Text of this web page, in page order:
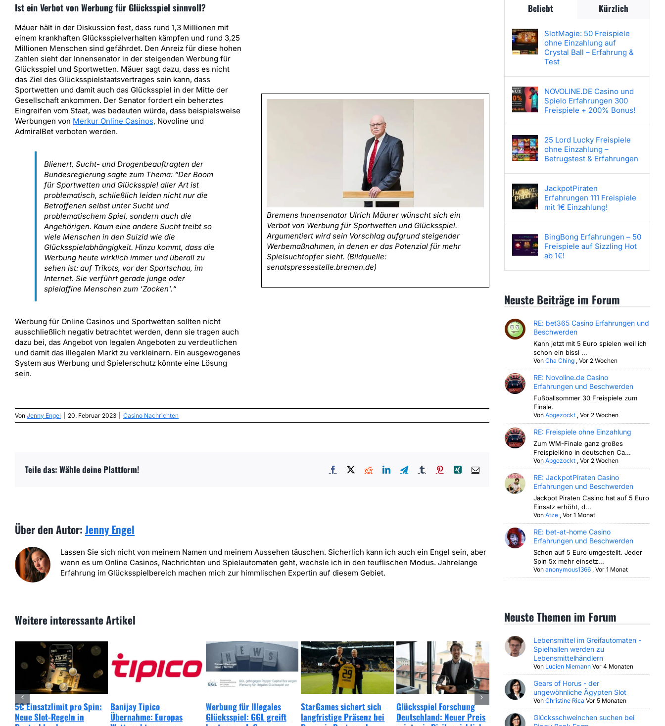
Ist ein Verbot von Werbung für Glücksspiel sinnvoll?
Mäuer hält in der Diskussion fest, dass rund 1,3 Millionen mit
einem krankhaften Glücksspielverhalten kämpfen und rund 3,25
Millionen Menschen sind gefährdet. Den Anreiz für diese hohen
Zahlen sieht der Innensenator in der steigenden Werbung für
Glücksspiel und Sportwetten. Mäuer sagt dazu, dass es nicht
das Ziel des Glücksspielstaatsvertrages sein kann, dass
Sportwetten und damit auch das Glücksspiel in der Mitte der
Gesellschaft ankommen. Der Senator fordert ein beherztes
Eingreifen vom Staat, was bedeuten würde, dass beispielsweise
Werbungen von Merkur Online Casinos, Novoline und
AdmiralBet verboten werden.
Blienert, Sucht- und Drogenbeauftragten der
Bundesregierung sagte zum Thema: “Der Boom
für Sportwetten und Glücksspiel aller Art ist
problematisch, schließlich leiden nicht nur die
Betroffenen selbst unter Sucht und
problematischem Spiel, sondern auch die
Angehörigen. Kaum eine andere Sucht treibt so
viele Menschen in den Suizid wie die
Glücksspielabhängigkeit. Hinzu kommt, dass die
Werbung heute wirklich immer und überall zu
sehen ist: auf Trikots, vor der Sportschau, im
Internet. Sie verführt gerade junge oder
spielaffine Menschen zum ‘Zocken'.“
Werbung für Online Casinos und Sportwetten sollten nicht
ausschließlich negativ betrachtet werden, denn sie tragen auch
dazu bei, das Angebot von legalen Angeboten zu verdeutlichen
und damit das illegalen Markt zu verkleinern. Ein ausgewogenes
System aus Werbung und Spielerschutz könnte eine Lösung
sein.
Bremens Innensenator Ulrich Mäurer wünscht sich ein
Verbot von Werbung für Sportwetten und Glücksspiel.
Argumentiert wird sein Vorschlag aufgrund steigender
Werbemaßnahmen, in denen er das Potenzial für mehr
Spielsuchtopfer sieht. (Bildquelle:
senatspressestelle.bremen.de)
Von Jenny Engel 20. Februar 2023 Casino Nachrichten
Teile das: Wähle deine Plattform! Facebook
X RedditLinkedInTelegramTumblrPinterestXing E-
Über den Autor:Jenny Engel
Lassen Sie sich nicht von meinem Namen und meinem Aussehen täuschen. Sicherlich kann ich auch ein Engel sein, aber
wenn es um Online Casinos, Nachrichten und Spielautomaten geht, wechsle ich in den teuflischen Modus. Jahrelange
Erfahrung im Glücksspielbereich machen mich zur himmlischen Expertin auf diesem Gebiet.
Weitere interessante Artikel
5€ Einsatzlimit pro Spin:
Neue Slot-Regeln in
Banijay Tipico
Übernahme: Europas
Werbung für Illegales
Glücksspiel: GGL greift
StarGames sichert sich
langfristige Präsenz bei
Glücksspiel Forschung
Deutschland: Neuer Preis
EuGH Online Glücksspiel
Urteil sorgt für Klarheit
GAMOMAT Digital
Champion 2026:
Beliebt Kürzlich
SlotMagie: 50 Freispiele
ohne Einzahlung auf
Crystal Ball – Erfahrung &
Test
NOVOLINE.DE Casino und
Spielo Erfahrungen 300
Freispiele + 200% Bonus!
25 Lord Lucky Freispiele
ohne Einzahlung –
Betrugstest & Erfahrungen
JackpotPiraten
Erfahrungen 111 Freispiele
mit 1€ Einzahlung!
BingBong Erfahrungen – 50
Freispiele auf Sizzling Hot
ab 1€!
Neuste Beiträge im Forum
RE: bet365 Casino Erfahrungen und
Beschwerden
Kann jetzt mit 5 Euro spielen weil ich
schon ein bissl ...
VonCha Ching ,Vor 2 Wochen
RE: Novoline.de Casino
Erfahrungen und Beschwerden
Fußballsommer 30 Freispiele zum
Finale.
VonAbgezockt ,Vor 2 Wochen
RE: Freispiele ohne Einzahlung
Zum WM-Finale ganz großes
Freispielkino in deutschen Ca...
VonAbgezockt ,Vor 2 Wochen
RE: JackpotPiraten Casino
Erfahrungen und Beschwerden
Jackpot Piraten Casino hat auf 5 Euro
Einsatz erhöht, d...
VonAtze ,Vor 1 Monat
RE: bet-at-home Casino
Erfahrungen und Beschwerden
Schon auf 5 Euro umgestellt. Jeder
Spin 5x mehr einsetz...
Vonanonymous1366 ,Vor 1 Monat
Neuste Themen im Forum
Lebensmittel im Greifautomaten -
Spielhallen werden zu
Lebensmittelhändlern
Von Lucien Niemann Vor 4 Monaten
Gears of Horus - der
ungewöhnliche Ägypten Slot
VonChristine Rica Vor 5 Monaten
Glücksschweinchen suchen bei